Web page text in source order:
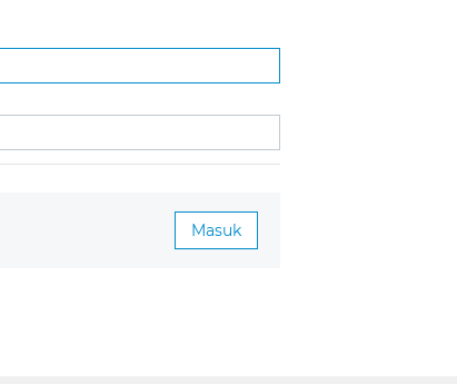
Masuk